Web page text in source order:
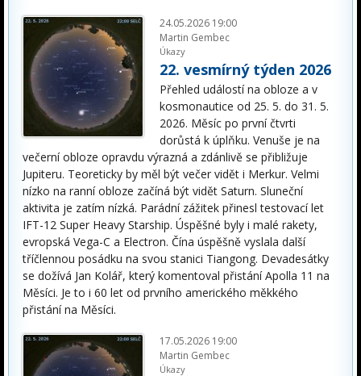
24.05.2026 19:00
Martin Gembec
Úkazy
22. vesmírný týden 2026
Přehled událostí na obloze a v
kosmonautice od 25. 5. do 31. 5.
2026. Měsíc po první čtvrti
dorůstá k úplňku. Venuše je na
večerní obloze opravdu výrazná a zdánlivě se přibližuje
Jupiteru. Teoreticky by měl být večer vidět i Merkur. Velmi
nízko na ranní obloze začíná být vidět Saturn. Sluneční
aktivita je zatím nízká. Parádní zážitek přinesl testovací let
IFT-12 Super Heavy Starship. Úspěšné byly i malé rakety,
evropská Vega-C a Electron. Čína úspěšně vyslala další
tříčlennou posádku na svou stanici Tiangong. Devadesátky
se dožívá Jan Kolář, který komentoval přistání Apolla 11 na
Měsíci. Je to i 60 let od prvního amerického měkkého
přistání na Měsíci.
17.05.2026 19:00
Martin Gembec
Úkazy